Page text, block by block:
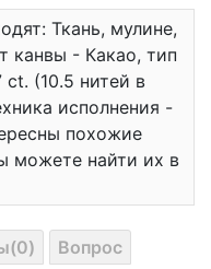
Ткань, мулине,
канвы - Какао, тип
(10.5 нитей в
исполнения -
похожие
можете найти их в
Вопрос